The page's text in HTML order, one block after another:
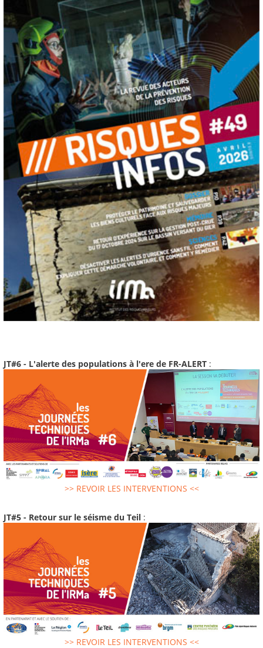
JT#6 - L'alerte des populations à l'ere de FR-ALERT :
>> REVOIR LES INTERVENTIONS <<
JT#5 - Retour sur le séisme du Teil :
>> REVOIR LES INTERVENTIONS <<